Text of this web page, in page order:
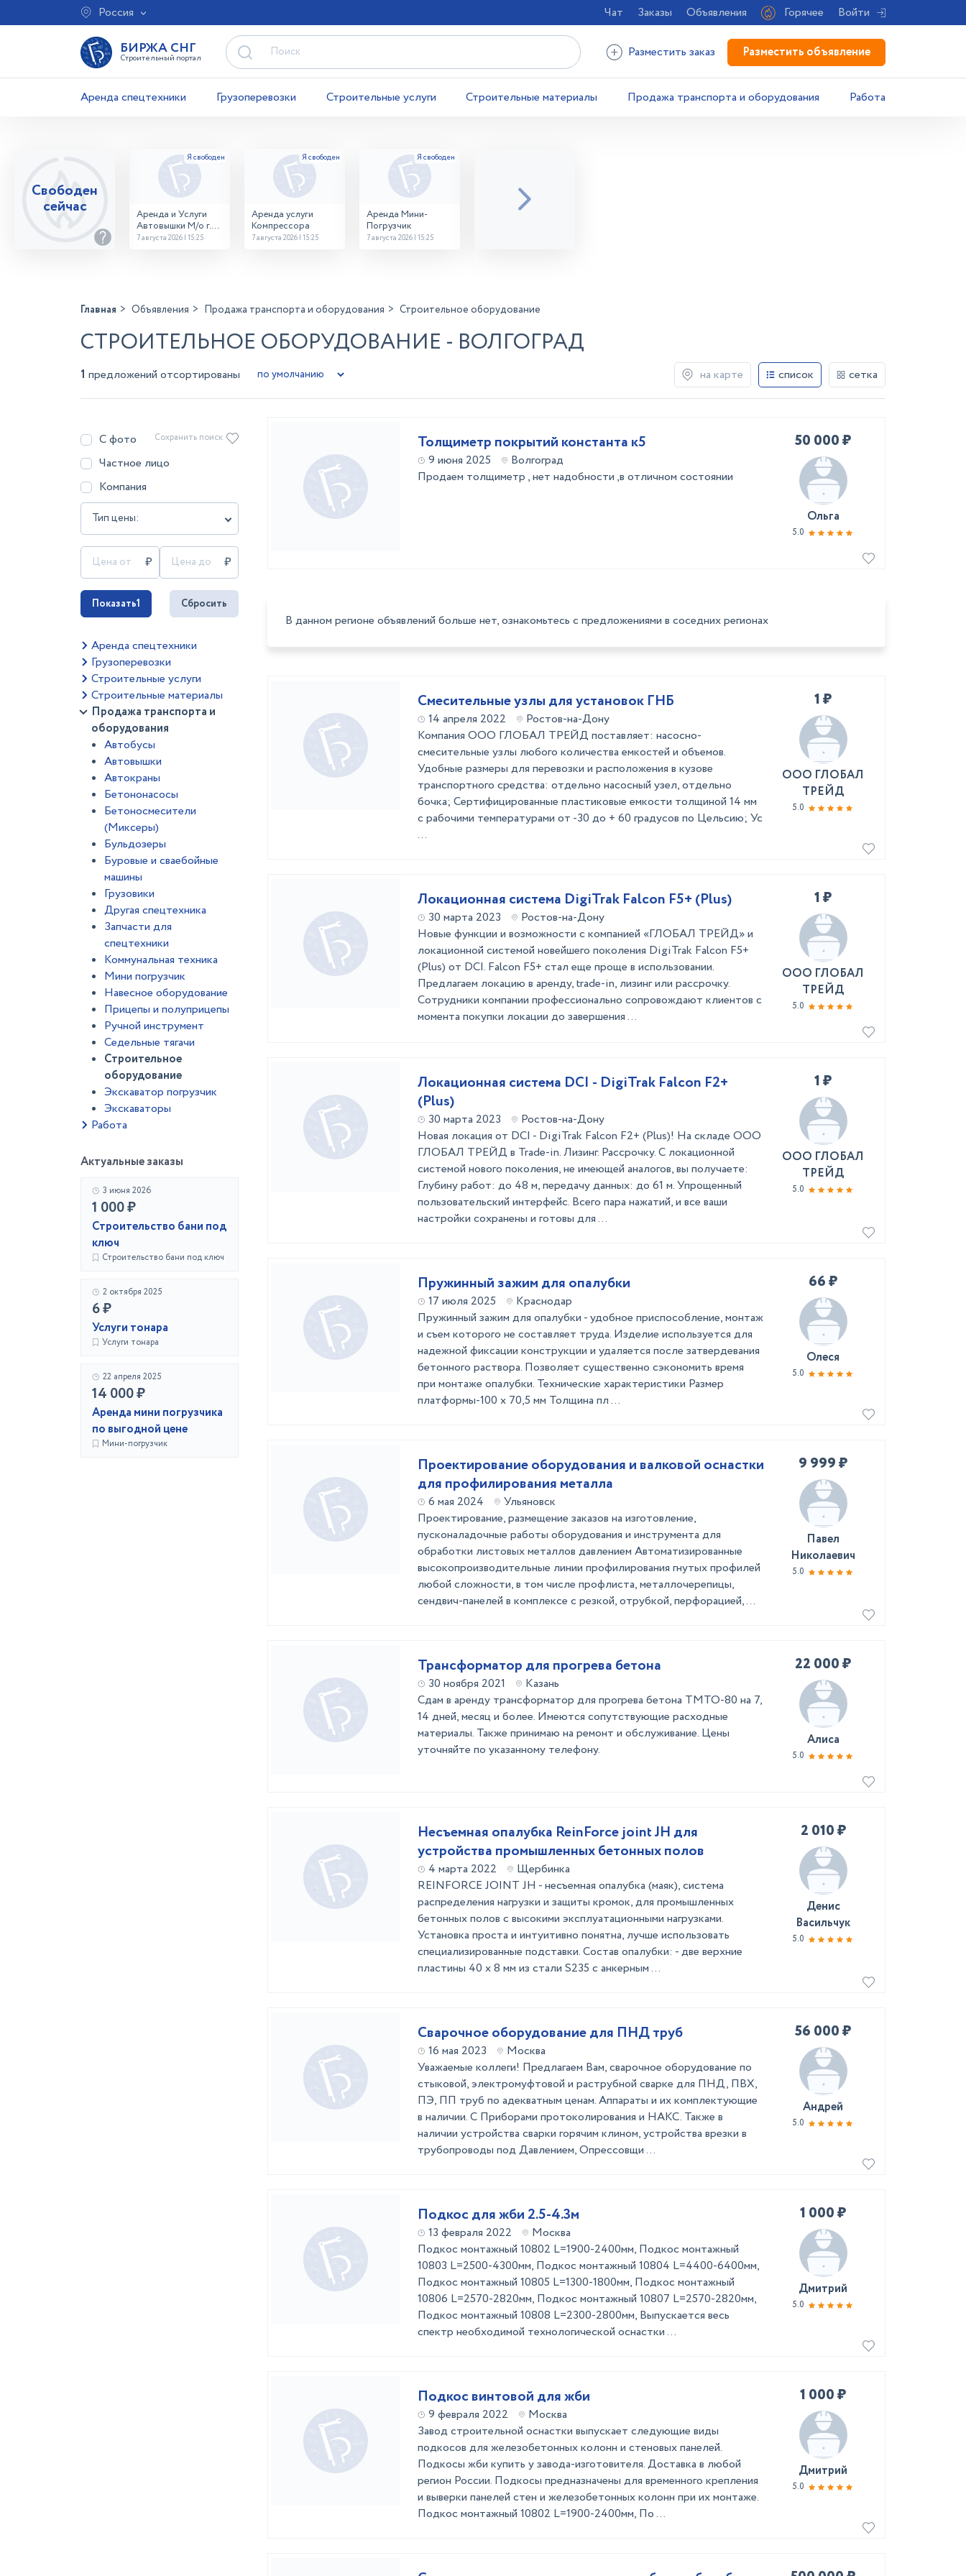
Россия Чат Заказы Объявления Горячее Войти
БИРЖА СНГ
Строительный портал Разместить заказ Разместить объявление
Аренда спецтехники Грузоперевозки Строительные услуги Строительные материалы Продажа транспорта и оборудования Работа
Свободен
сейчас
Аренда и Услуги
Автовышки М/о г.
Домодедово
7 августа 2026 | 15:25
Аренда услуги
Компрессора
7 августа 2026 | 15:25
Аренда Мини-
Погрузчик
7 августа 2026 | 15:25
Главная Объявления Продажа транспорта и оборудования Строительное оборудование
СТРОИТЕЛЬНОЕ ОБОРУДОВАНИЕ - ВОЛГОГРАД
1 предложений отсортированы на карте список сетка
С фото
Частное лицо
Компания
Тип цены:
Сохранить поиск
Показать1 Сбросить
Аренда спецтехники
Грузоперевозки
Строительные услуги
Строительные материалы
Продажа транспорта и
оборудования
Автобусы
Автовышки
Автокраны
Бетононасосы
Бетоносмесители
(Миксеры)
Бульдозеры
Буровые и сваебойные
машины
Грузовики
Другая спецтехника
Запчасти для
спецтехники
Коммунальная техника
Мини погрузчик
Навесное оборудование
Прицепы и полуприцепы
Ручной инструмент
Седельные тягачи
Строительное
оборудование
Экскаватор погрузчик
Экскаваторы
Работа
Актуальные заказы
3 июня 2026
1 000 ₽
Строительство бани под
ключ
Строительство бани под ключ
2 октября 2025
6 ₽
Услуги тонара
Услуги тонара
22 апреля 2025
14 000 ₽
Аренда мини погрузчика
по выгодной цене
Мини-погрузчик
Толщиметр покрытий константа к5
9 июня 2025
Волгоград
Продаем толщиметр , нет надобности ,в отличном состоянии
50 000 ₽
Ольга
5.0
В данном регионе объявлений больше нет, ознакомьтесь с предложениями в соседних регионах
Смесительные узлы для установок ГНБ
14 апреля 2022
Ростов-на-Дону
Компания ООО ГЛОБАЛ ТРЕЙД поставляет: насосно-
смесительные узлы любого количества емкостей и объемов.
Удобные размеры для перевозки и расположения в кузове
транспортного средства: отдельно насосный узел, отдельно
бочка; Сертифицированные пластиковые емкости толщиной 14 мм
с рабочими температурами от -30 до + 60 градусов по Цельсию; Ус
...
1 ₽
ООО ГЛОБАЛ
ТРЕЙД
5.0
Локационная система DigiTrak Falcon F5+ (Plus)
30 марта 2023
Ростов-на-Дону
Новые функции и возможности с компанией «ГЛОБАЛ ТРЕЙД» и
локационной системой новейшего поколения DigiTrak Falcon F5+
(Plus) от DCI. Falcon F5+ стал еще проще в использовании.
Предлагаем локацию в аренду, trade-in, лизинг или рассрочку.
Сотрудники компании профессионально сопровождают клиентов с
момента покупки локации до завершения ...
1 ₽
ООО ГЛОБАЛ
ТРЕЙД
5.0
Локационная система DCI - DigiTrak Falcon F2+
(Plus)
30 марта 2023
Ростов-на-Дону
Новая локация от DCI - DigiTrak Falcon F2+ (Plus)! На складе ООО
ГЛОБАЛ ТРЕЙД в Trade-in. Лизинг. Рассрочку. С локационной
системой нового поколения, не имеющей аналогов, вы получаете:
Глубину работ: до 48 м, передачу данных: до 61 м. Упрощенный
пользовательский интерфейс. Всего пара нажатий, и все ваши
настройки сохранены и готовы для ...
1 ₽
ООО ГЛОБАЛ
ТРЕЙД
5.0
Пружинный зажим для опалубки
17 июля 2025
Краснодар
Пружинный зажим для опалубки - удобное приспособление, монтаж
и съем которого не составляет труда. Изделие используется для
надежной фиксации конструкции и удаляется после затвердевания
бетонного раствора. Позволяет существенно сэкономить время
при монтаже опалубки. Технические характеристики Размер
платформы-100 х 70,5 мм Толщина пл ...
66 ₽
Олеся
5.0
Проектирование оборудования и валковой оснастки
для профилирования металла
6 мая 2024
Ульяновск
Проектирование, размещение заказов на изготовление,
пусконаладочные работы оборудования и инструмента для
обработки листовых металлов давлением Автоматизированные
высокопроизводительные линии профилирования гнутых профилей
любой сложности, в том числе профлиста, металлочерепицы,
сендвич-панелей в комплексе с резкой, отрубкой, перфорацией, ...
9 999 ₽
Павел
Николаевич
5.0
Трансформатор для прогрева бетона
30 ноября 2021
Казань
Сдам в аренду трансформатор для прогрева бетона ТМТО-80 на 7,
14 дней, месяц и более. Имеются сопутствующие расходные
материалы. Также принимаю на ремонт и обслуживание. Цены
уточняйте по указанному телефону.
22 000 ₽
Алиса
5.0
Несъемная опалубка ReinForce joint JH для
устройства промышленных бетонных полов
4 марта 2022
Щербинка
REINFORCE JOINT JH - несъемная опалубка (маяк), система
распределения нагрузки и защиты кромок, для промышленных
бетонных полов с высокими эксплуатационными нагрузками.
Установка проста и интуитивно понятна, лучше использовать
специализированные подставки. Состав опалубки: - две верхние
пластины 40 x 8 мм из стали S235 с анкерным ...
2 010 ₽
Денис
Васильчук
5.0
Сварочное оборудование для ПНД труб
16 мая 2023
Москва
Уважаемые коллеги! Предлагаем Вам, сварочное оборудование по
стыковой, электромуфтовой и раструбной сварке для ПНД, ПВХ,
ПЭ, ПП труб по адекватным ценам. Аппараты и их комплектующие
в наличии. С Приборами протоколирования и НАКС. Также в
наличии устройства сварки горячим клином, устройства врезки в
трубопроводы под Давлением, Опрессовщи ...
56 000 ₽
Андрей
5.0
Подкос для жби 2.5-4.3м
13 февраля 2022
Москва
Подкос монтажный 10802 L=1900-2400мм, Подкос монтажный
10803 L=2500-4300мм, Подкос монтажный 10804 L=4400-6400мм,
Подкос монтажный 10805 L=1300-1800мм, Подкос монтажный
10806 L=2570-2820мм, Подкос монтажный 10807 L=2570-2820мм,
Подкос монтажный 10808 L=2300-2800мм, Выпускается весь
спектр необходимой технологической оснастки ...
1 000 ₽
Дмитрий
5.0
Подкос винтовой для жби
9 февраля 2022
Москва
Завод строительной оснастки выпускает следующие виды
подкосов для железобетонных колонн и стеновых панелей.
Подкосы жби купить у завода-изготовителя. Доставка в любой
регион России. Подкосы предназначены для временного крепления
и выверки панелей стен и железобетонных колонн при их монтаже.
Подкос монтажный 10802 L=1900-2400мм, По ...
1 000 ₽
Дмитрий
5.0